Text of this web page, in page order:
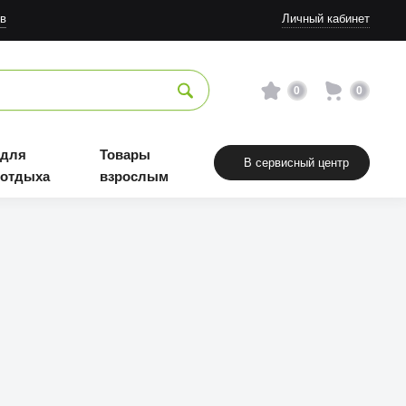
Личный кабинет
0 0
Товары
взрослым
В сервисный центр